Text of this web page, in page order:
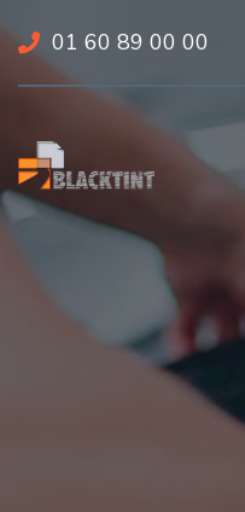
01 60 89 00 00